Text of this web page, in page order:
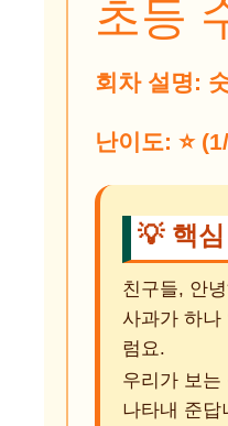
초등
회차 설명:
난이도: ⭐️
💡 핵
친구들, 안
사과가 하나
럼요.
우리가 보는
나타내 준답